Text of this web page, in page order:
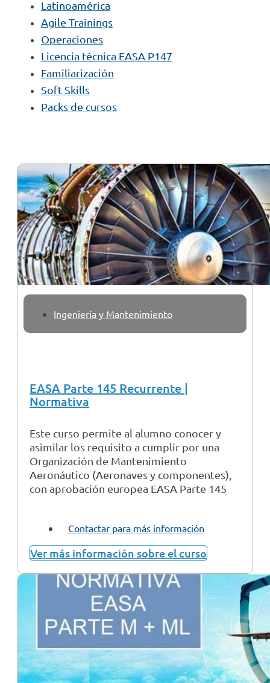
Latinoamérica
Agile Trainings
Operaciones
Licencia técnica EASA P147
Familiarización
Soft Skills
Packs de cursos
Ingeniería y Mantenimiento
EASA Parte 145 Recurrente |
Normativa
Este curso permite al alumno conocer y
asimilar los requisito a cumplir por una
Organización de Mantenimiento
Aeronáutico (Aeronaves y componentes),
con aprobación europea EASA Parte 145
Contactar para más información
Ver más información sobre el curso